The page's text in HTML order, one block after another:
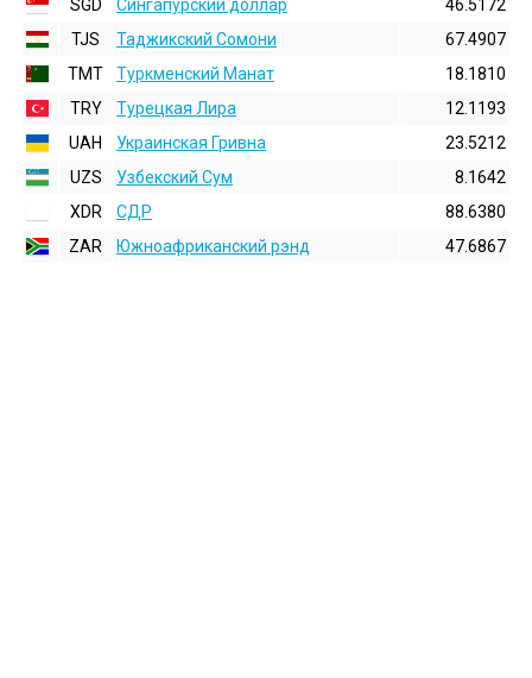
SGD
Сингапурский доллар
46.5172
TJS
Таджикский Сомони
67.4907
TMT
Туркменский Манат
18.1810
TRY
Турецкая Лира
12.1193
UAH
Украинская Гривна
23.5212
UZS
Узбекский Сум
8.1642
XDR
СДР
88.6380
ZAR
Южноафриканский рэнд 47.6867